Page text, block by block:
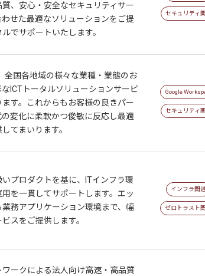
、安心・安全なセキュリティサー
わせた最適なソリューションをご提
でサポートいたします。
セキュリティ
全国各地域の様々な業種・業態のお
ICTトータルソリューションサービ
す。これからもお客様の良きパー
の変化に柔軟かつ俊敏に反応し最適
てまいります。
Google
セキュリティ
プロダクトを基に、ITインフラ環
を一貫してサポートします。エッ
務アプリケーション環境まで、幅
スをご提供します。
インフラ関
ゼロトラスト
ークによる法人向け高速・高品質